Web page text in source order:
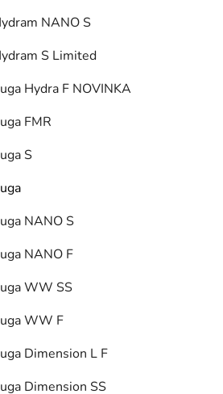
NANO S
S Limited
Hydra F NOVINKA
FMR
S
NANO S
NANO F
WW SS
WW F
Dimension L F
Dimension SS